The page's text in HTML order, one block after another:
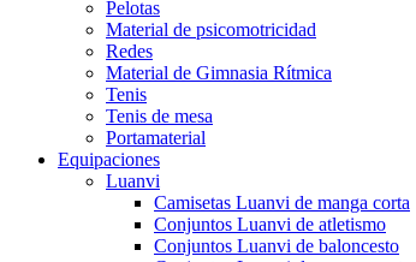
Pelotas
Material de psicomotricidad
Redes
Material de Gimnasia Rítmica
Tenis
Tenis de mesa
Portamaterial
Equipaciones
Luanvi
Camisetas Luanvi de manga corta
Conjuntos Luanvi de atletismo
Conjuntos Luanvi de baloncesto